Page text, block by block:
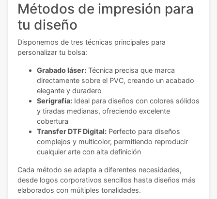
Métodos de impresión para
tu diseño
Disponemos de tres técnicas principales para
personalizar tu bolsa:
Grabado láser: Técnica precisa que marca
directamente sobre el PVC, creando un acabado
elegante y duradero
Serigrafía: Ideal para diseños con colores sólidos
y tiradas medianas, ofreciendo excelente
cobertura
Transfer DTF Digital: Perfecto para diseños
complejos y multicolor, permitiendo reproducir
cualquier arte con alta definición
Cada método se adapta a diferentes necesidades,
desde logos corporativos sencillos hasta diseños más
elaborados con múltiples tonalidades.